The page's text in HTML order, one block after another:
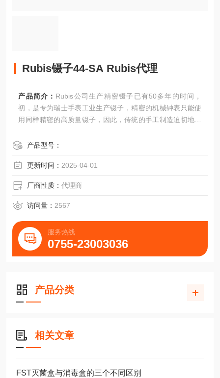
Rubis镊子44-SA Rubis代理
产品简介： Rubis公司生产精密镊子已有50多年的时间，
初，是专为瑞士手表工业生产镊子，精密的机械钟表只能使
用同样精密的高质量镊子，因此，传统的手工制造迫切地关
发展而发展。Rubis镊子44-SA Rubis代理
产品型号：
更新时间： 2025-04-01
厂商性质：代理商
访问量： 2567
服务热线
0755-23003036
产品分类
相关文章
FST灭菌盒与消毒盒的三个不同区别